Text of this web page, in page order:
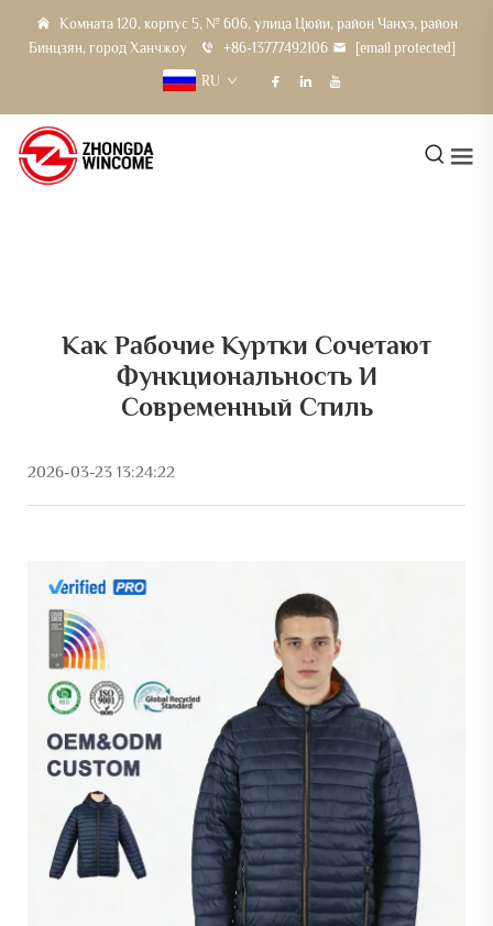
Комната 120, корпус 5, № 606, улица Цюйи, район Чанхэ, район
Бинцзян, город Ханчжоу
+86-13777492106
[email protected]
RU
Как Рабочие Куртки Сочетают
Функциональность И
Современный Стиль
2026-03-23 13:24:22